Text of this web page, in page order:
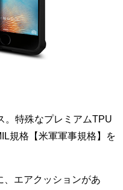
。特殊なプレミアムTPU
規格【米軍軍事規格】を
エアクッションがあ